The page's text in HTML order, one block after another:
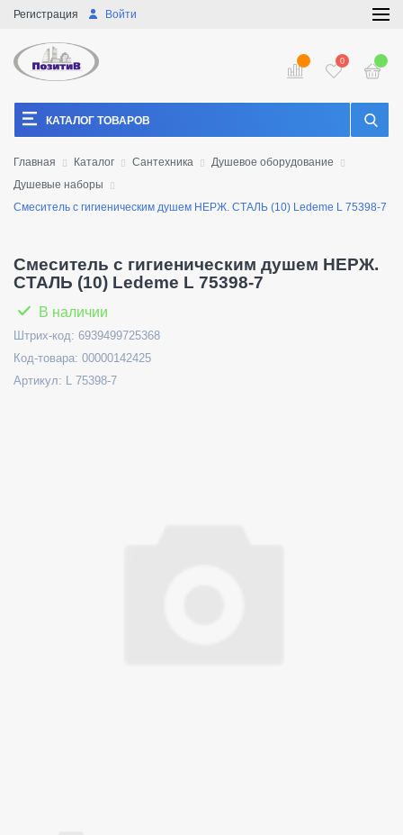
Войти
Регистрация
0
КАТАЛОГ ТОВАРОВ
Главная Каталог Сантехника
Душевое оборудование
Душевые наборы
Смеситель с гигиеническим душем НЕРЖ. СТАЛЬ (10) Ledeme L 75398-7
Смеситель с гигиеническим душем НЕРЖ.
СТАЛЬ (10) Ledeme L 75398-7
В наличии
Штрих-код: 6939499725368
Код-товара: 00000142425
Артикул: L 75398-7